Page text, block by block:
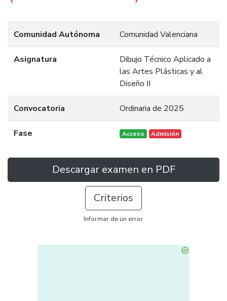
Comunidad Autónoma Comunidad Valenciana
Asignatura
Dibujo Técnico Aplicado a
las Artes Plásticas y al
Diseño II
Convocatoria Ordinaria de 2025
Fase Acceso Admisión
Descargar examen en PDF
Criterios
Informar de un error